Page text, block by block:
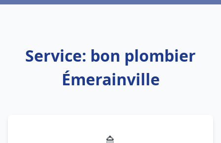
Service: bon plombier
Émerainville